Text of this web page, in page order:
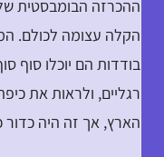
ההכרזה הבומבסטית
הקלה עצומה לכולם.
בודדות הם יוכלו סוף
רגליים, ולראות את
הארץ, אך זה היה